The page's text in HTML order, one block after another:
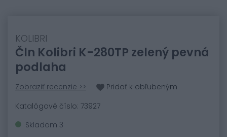
KOLIBRI
Čln Kolibri K-280TP zelený pevná
podlaha
Zobraziť recenzie >>
Pridať k obľubeným
Katalógové číslo: 73927
Skladom 3